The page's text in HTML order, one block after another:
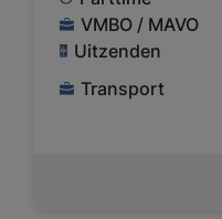
VMBO / MAVO
Uitzenden
Transport